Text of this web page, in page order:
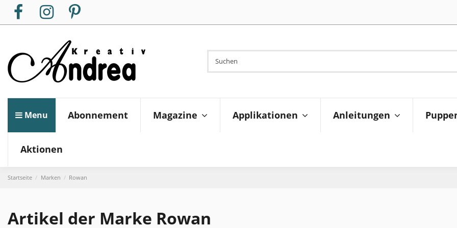
Menu Abonnement Magazine Applikationen Anleitungen
Aktionen
Startseite Marken Rowan
Artikel der Marke Rowan